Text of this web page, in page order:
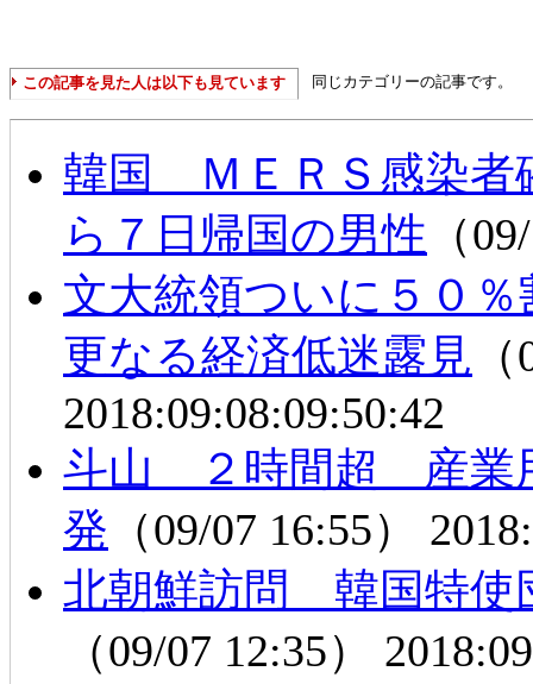
この記事を見た人は以下も見ています 同じカテゴリーの記事です。
韓国 ＭＥＲＳ感染
ら７日帰国の男性 （
文大統領ついに５０
更なる経済低迷露見
2018:09:08:09:50:42
斗山 ２時間超 産業
発 （09/07 16:55）
北朝鮮訪問 韓国特
（09/07 12:35）